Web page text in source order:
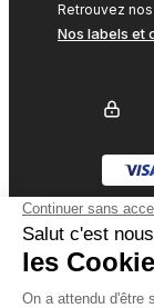
Retrouvez
Nos labels et
L’entreprise
Nos services